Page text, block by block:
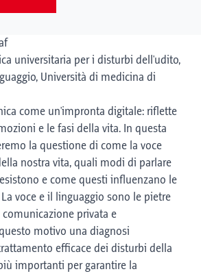
universitaria per i disturbi dell'udito,
Università di medicina di
come un'impronta digitale: riflette
e le fasi della vita. In questa
la questione di come la voce
nostra vita, quali modi di parlare
e come questi influenzano le
voce e il linguaggio sono le pietre
privata e
motivo una diagnosi
efficace dei disturbi della
importanti per garantire la